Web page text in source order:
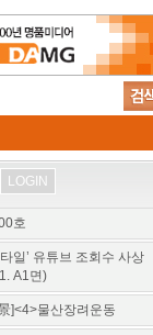
LOGIN
호
일’ 유튜브 조회수 사상
A1면)
]<4>물산장려운동